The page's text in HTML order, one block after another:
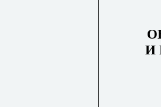
И